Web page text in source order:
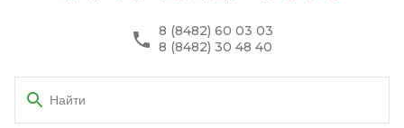
8 (8482) 60 03 03
8 (8482) 30 48 40